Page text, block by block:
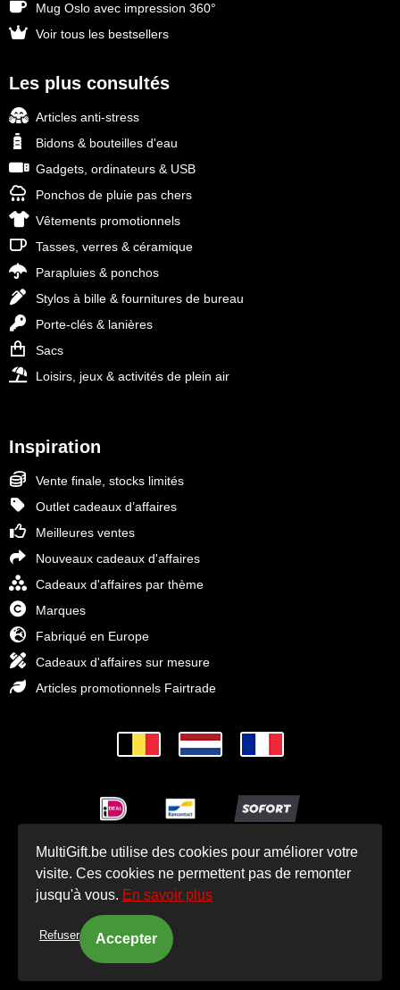
Mug Oslo avec impression 360°
Voir tous les bestsellers
Les plus consultés
Articles anti-stress
Bidons & bouteilles d'eau
Gadgets, ordinateurs & USB
Ponchos de pluie pas chers
Vêtements promotionnels
Tasses, verres & céramique
Parapluies & ponchos
Stylos à bille & fournitures de bureau
Porte-clés & lanières
Sacs
Loisirs, jeux & activités de plein air
Inspiration
Vente finale, stocks limités
Outlet cadeaux d’affaires
Meilleures ventes
Nouveaux cadeaux d'affaires
Cadeaux d'affaires par thème
Marques
Fabriqué en Europe
Cadeaux d'affaires sur mesure
Articles promotionnels Fairtrade
© Cadeaux d'affaires MultiGift 1993 - 2025
MultiGift.be utilise des cookies pour améliorer votre
visite. Ces cookies ne permettent pas de remonter
jusqu'à vous. En savoir plus
Refuser